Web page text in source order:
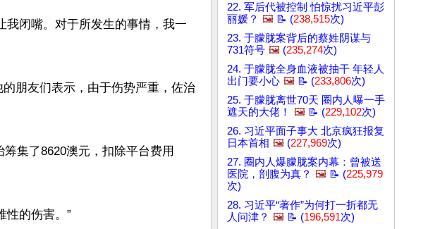
我闭嘴。对于所发生的事情，我一
朋友们表示，由于伤势严重，佐治
集了8620澳元，扣除平台费用
性的伤害。”
22. 军后代被控制 怕惊扰习近平彭
丽媛？ 🖼️ 📝 (238,515次)
23. 于朦胧案背后的蔡姓阴谋与
731符号 🖼️ (235,274次)
24. 于朦胧全身血液被抽干 年轻人
出门要小心 🖼️ 📝 (233,806次)
25. 于朦胧离世70天 圈内人曝一手
遮天的大佬！
🖼️ 📝 (229,102次)
26. 习近平面子事大 北京疯狂报复
日本首相 🖼️ (227,969次)
27. 圈内人爆朦胧案内幕：曾被送
医院，剖腹为真？ 🖼️ 📝 (225,979
次)
28. 习近平“著作”为何打一折都无
人问津？ 🖼️ 📝 (196,591次)